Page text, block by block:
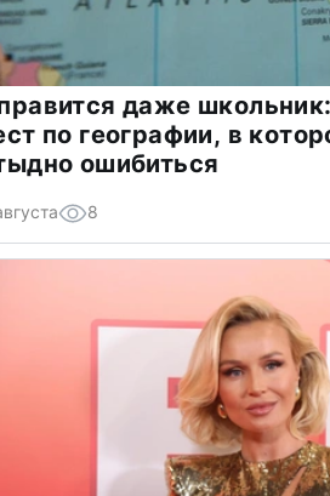
даже
по географии, в
ошибиться
8